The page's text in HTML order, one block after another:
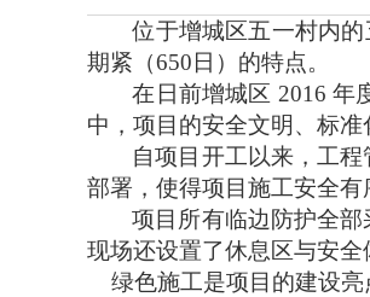
位于增城区五一村内
期紧（650 日）的特点。
在日前增城区 2016 年
中，项目的安全文明、标
自项目开工以来，工
部署，使得项目施工安全有
项目所有临边防护全
现场还设置了休息区与安全
绿色施工是项目的建设亮